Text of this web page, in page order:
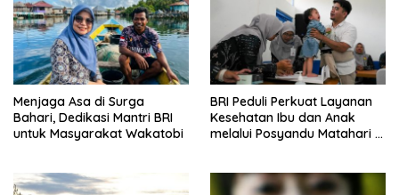
Menjaga Asa di Surga
Bahari, Dedikasi Mantri BRI
untuk Masyarakat Wakatobi
BRI Peduli Perkuat Layanan
Kesehatan Ibu dan Anak
melalui Posyandu Matahari di